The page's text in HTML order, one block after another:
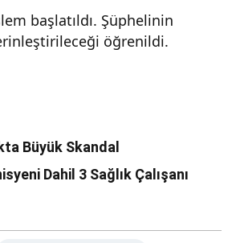
başlatıldı. Şüphelinin
öğrenildi.
Büyük Skandal
Dahil 3 Sağlık Çalışanı